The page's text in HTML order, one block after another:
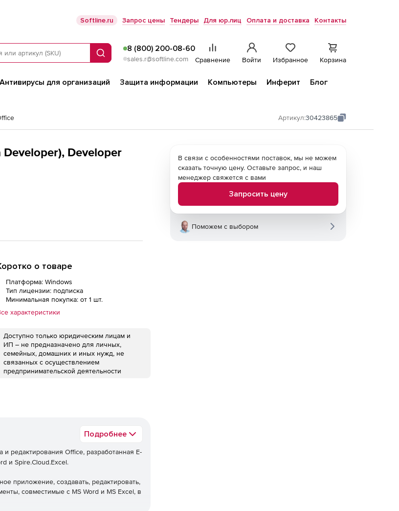
Softline.ru Запрос цены Тендеры Для юр.лиц Оплата и доставка Контакты
Поиск
8 (800) 200-08-60
sales.r@softline.com Сравнение Войти Избранное Корзина
Антивирусы для организаций Защита информации Компьютеры Инферит
Блог
Артикул:30423865
Developer
о товаре
Платформа: Windows
Тип лицензии: подписка
Минимальная покупка: от 1 шт.
характеристики
Доступно только юридическим лицам и
ИП – не предназначено для личных,
семейных, домашних и иных нужд, не
связанных с осуществлением
предпринимательской деятельности
Подробнее
редактирования Office, разработанная E-
и Spire.Cloud.Excel.
приложение, создавать, редактировать,
совместимые с MS Word и MS Excel, в
В связи с особенностями поставок, мы не можем
сказать точную цену. Оставьте запрос, и наш
менеджер свяжется с вами
Запросить цену
Поможем с выбором